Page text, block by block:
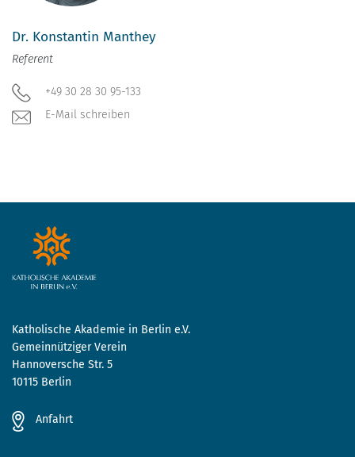
Dr. Konstantin Manthey
Referent
+49 30 28 30 95-133
E-Mail schreiben
Katholische Akademie in Berlin e.V.
Gemeinnütziger Verein
Hannoversche Str. 5
10115 Berlin
Anfahrt